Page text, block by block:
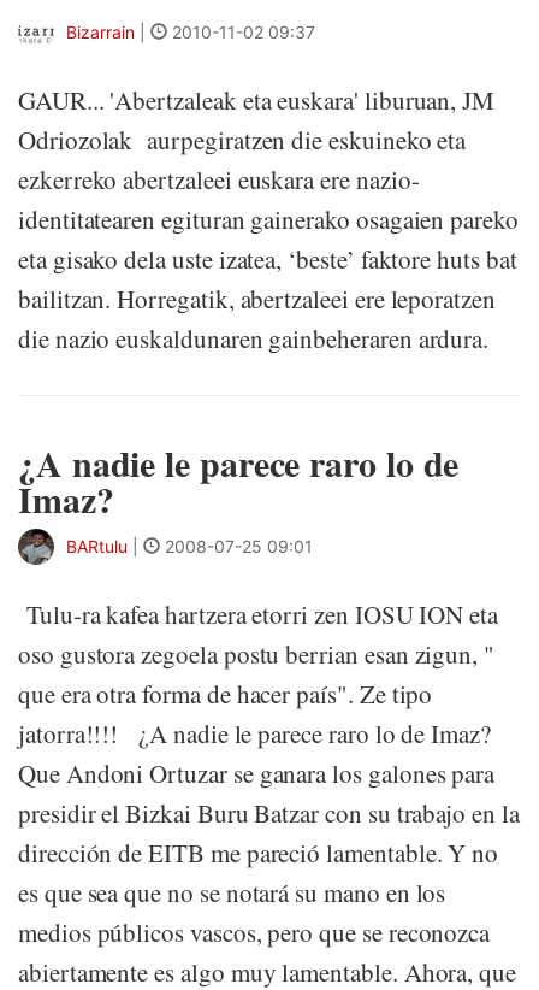
Bizarrain 2010-11-02 09:37
GAUR... 'Abertzaleak eta euskara' liburuan, JM
Odriozolak aurpegiratzen die eskuineko eta
ezkerreko abertzaleei euskara ere nazio-
identitatearen egituran gainerako osagaien pareko
eta gisako dela uste izatea, ‘beste’ faktore huts bat
bailitzan. Horregatik, abertzaleei ere leporatzen
die nazio euskaldunaren gainbeheraren ardura.
¿A nadie le parece raro lo de
Imaz?
BARtulu 2008-07-25 09:01
Tulu-ra kafea hartzera etorri zen IOSU ION eta
oso gustora zegoela postu berrian esan zigun, "
que era otra forma de hacer país". Ze tipo
jatorra!!!! ¿A nadie le parece raro lo de Imaz?
Que Andoni Ortuzar se ganara los galones para
presidir el Bizkai Buru Batzar con su trabajo en la
dirección de EITB me pareció lamentable. Y no
es que sea que no se notará su mano en los
medios públicos vascos, pero que se reconozca
abiertamente es algo muy lamentable. Ahora, que